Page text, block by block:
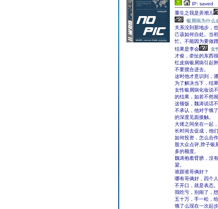
IP: saved
重生之我是弄潮儿
银屑病为什么
关系没到那地步，
己该如何自处。当
忙。不能因为要做
结果是李会
女
才俊，牵扯的东西
红皮病银屑病引起
不要搅合进去。
这时他才意识到，
为了解决当下，结
女性银屑病化妆说
的结果，如若不然
这顿饭，魏涛说话
不承认，他对于饿
的深度见面接触。
大佬之间坐在一起
长时间去促成，他
如何投资，怎么合
股大众点评,脖子银
多的额度。
魏涛抱着臂膀，没
梁。
谁跟谁哥俩好？
哪有哥俩好，四个
不开口，就是表态。
我吃亏，别闹了，
五十万，手一松，
饿了么现在一次起